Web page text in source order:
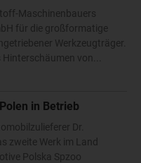
Maschinenbauers
für die großformatige
Werkzeugträger.
von...
in Betrieb
Dr.
zweite Werk im Land
Polska Spzoo